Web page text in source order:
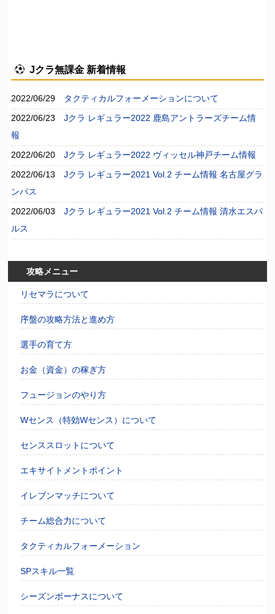
Jクラ無課金 新着情報
2022/06/29 タクティカルフォーメーションについて
2022/06/23Jクラ レギュラー2022 鹿島アントラーズチーム情
報
2022/06/20Jクラ レギュラー2022 ヴィッセル神戸チーム情報
2022/06/13Jクラ レギュラー2021 Vol.2 チーム情報 名古屋グラ
ンパス
2022/06/03Jクラ レギュラー2021 Vol.2 チーム情報 清水エスパ
ルス
攻略メニュー
リセマラについて
序盤の攻略方法と進め方
選手の育て方
お金（資金）の稼ぎ方
フュージョンのやり方
Wセンス（特効Wセンス）について
センススロットについて
エキサイトメントポイント
イレブンマッチについて
チーム総合力について
タクティカルフォーメーション
SPスキル一覧
シーズンボーナスについて